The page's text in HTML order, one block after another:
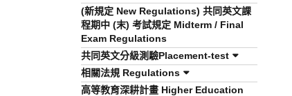
(新規定 New Regulations) 共同英文課
程期中 (末) 考試規定 Midterm / Final
Exam Regulations
共同英文分級測驗Placement-test
相關法規 Regulations
高等教育深耕計畫 Higher Education